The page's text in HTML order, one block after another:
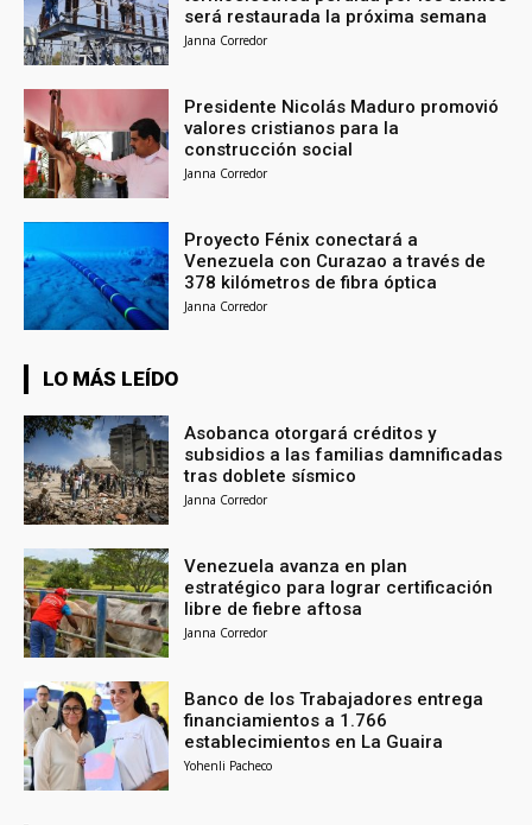
será restaurada la próxima semana
Janna Corredor
Presidente Nicolás Maduro promovió
valores cristianos para la
construcción social
Janna Corredor
Proyecto Fénix conectará a
Venezuela con Curazao a través de
378 kilómetros de fibra óptica
Janna Corredor
LO MÁS LEÍDO
Asobanca otorgará créditos y
subsidios a las familias damnificadas
tras doblete sísmico
Janna Corredor
Venezuela avanza en plan
estratégico para lograr certificación
libre de fiebre aftosa
Janna Corredor
Banco de los Trabajadores entrega
financiamientos a 1.766
establecimientos en La Guaira
Yohenli Pacheco